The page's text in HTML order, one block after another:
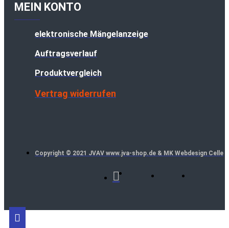
MEIN KONTO
elektronische Mängelanzeige
Auftragsverlauf
Produktvergleich
Vertrag widerrufen
Copyright © 2021 JVAV www.jva-shop.de & MK Webdesign Celle